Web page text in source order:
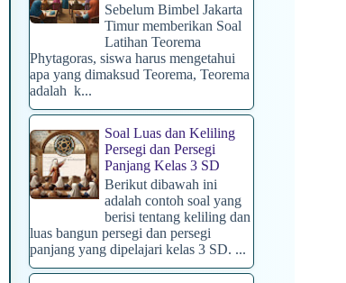
Sebelum Bimbel Jakarta
Timur memberikan Soal
Latihan Teorema
Phytagoras, siswa harus mengetahui
apa yang dimaksud Teorema, Teorema
adalah k...
Soal Luas dan Keliling
Persegi dan Persegi
Panjang Kelas 3 SD
Berikut dibawah ini
adalah contoh soal yang
berisi tentang keliling dan
luas bangun persegi dan persegi
panjang yang dipelajari kelas 3 SD. ...